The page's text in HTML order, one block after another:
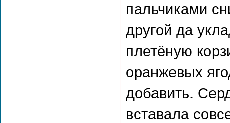
пальчиками
другой да
плетёную
оранжевых
добавить.
вставала